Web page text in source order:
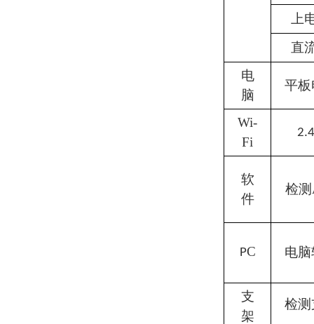
上
直
电
脑
平板
Wi-
Fi
2.4
软
件
检测
PC 电
支
架
检测